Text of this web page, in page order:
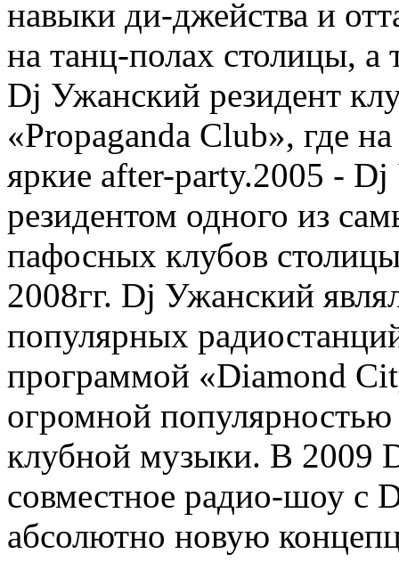
навыки ди-джейства и
на танц-полах столицы, а
Dj Ужанский резидент
«Propaganda Club», где
яркие after-party.2005 -
резидентом одного из
пафосных клубов
2008гг. Dj Ужанский
популярных
программой «Diamond
огромной
клубной музыки. В 2009
совместное радио-шоу с
абсолютно новую